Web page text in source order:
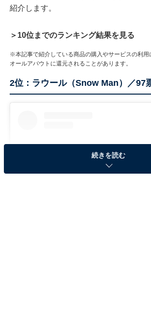
紹介します。
＞10位までのランキング結果を見る
※本記事で紹介している商品の購入やサービスの利用
オールアバウトに還元されることがあります。
2位：ラウール（Snow Man）／97
続きを読む